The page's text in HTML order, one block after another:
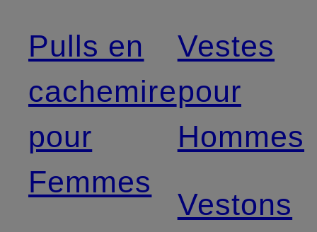
Pulls en
cachemire
pour
Femmes
Vestes
pour
Hommes
Vestons